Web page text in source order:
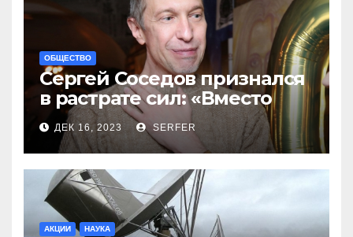
ОБЩЕСТВО
Сергей Соседов признался
в растрате сил: «Вместо
меня взяли Пригожина»
ДЕК 16, 2023 SERFER
АКЦИИ НАУКА